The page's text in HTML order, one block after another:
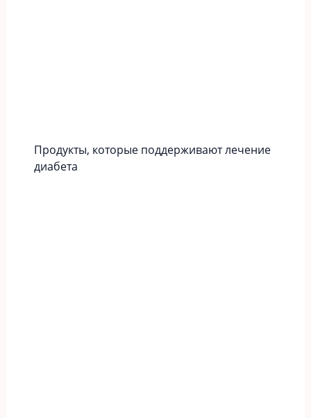
Продукты, которые поддерживают лечение
диабета